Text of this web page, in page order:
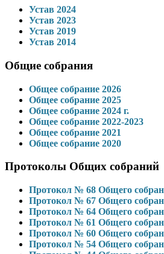
Устав 2024
Устав 2023
Устав 2019
Устав 2014
Общие собрания
Общее собрание 2026
Общее собрание 2025
Общее собрание 2024 г.
Общее собрание 2022-2023
Общее собрание 2021
Общее собрание 2020
Протоколы Общих собраний
Протокол № 68 Общего
Протокол № 67 Общего
Протокол № 64 Общего
Протокол № 61 Общего
Протокол № 60 Общего
Протокол № 54 Общего